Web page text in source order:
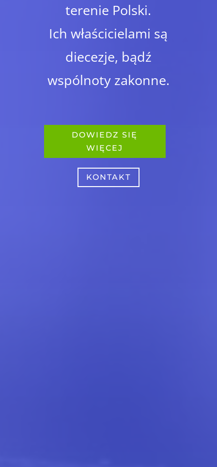
terenie Polski.
Ich właścicielami są
diecezje, bądź
wspólnoty zakonne.
DOWIEDZ SIĘ
WIĘCEJ
KONTAKT